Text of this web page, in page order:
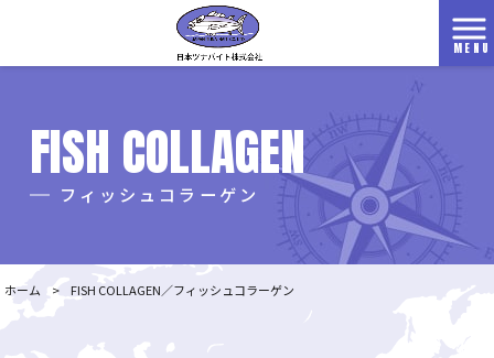
MENU
FISH COLLAGEN
フィッシュコラーゲン
ホーム > FISH COLLAGEN フィッシュコラーゲン